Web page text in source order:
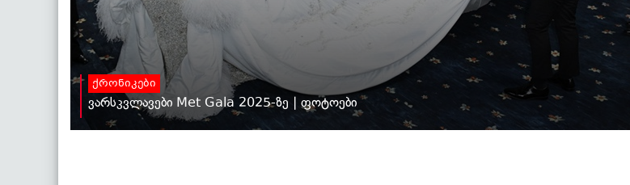
ქრონიკები
ვარსკვლავები Met Gala 2025-ზე | ფოტოები